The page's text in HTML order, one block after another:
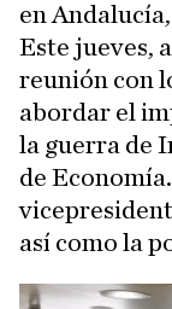
en
Este jueves,
reunión con
abordar el
la guerra de
de
así como la